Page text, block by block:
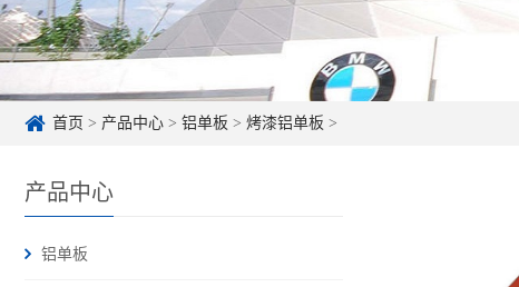
首页 > 产品中心 > 铝单板 > 烤漆铝单板 >
产品中心
铝单板